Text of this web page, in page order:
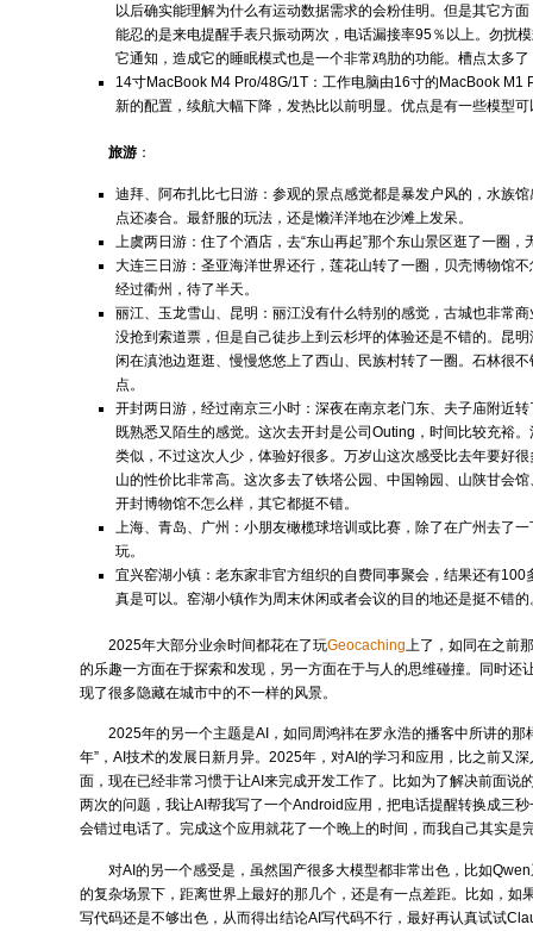
以后确实能理解为什么有运动数据需求的会粉佳明。但是其它方
能忍的是来电提醒手表只振动两次，电话漏接率95％以上。勿扰
它通知，造成它的睡眠模式也是一个非常鸡肋的功能。槽点太多
14寸MacBook M4 Pro/48G/1T：工作电脑由16寸的MacBook M1
新的配置，续航大幅下降，发热比以前明显。优点是有一些模型
旅游 ：
迪拜、阿布扎比七日游：参观的景点感觉都是暴发户风的，水族
点还凑合。最舒服的玩法，还是懒洋洋地在沙滩上发呆。
上虞两日游：住了个酒店，去“东山再起”那个东山景区逛了一圈，
大连三日游：圣亚海洋世界还行，莲花山转了一圈，贝壳博物馆
经过衢州，待了半天。
丽江、玉龙雪山、昆明：丽江没有什么特别的感觉，古城也非常
没抢到索道票，但是自己徒步上到云杉坪的体验还是不错的。昆
闲在滇池边逛逛、慢慢悠悠上了西山、民族村转了一圈。石林很
点。
开封两日游，经过南京三小时：深夜在南京老门东、夫子庙附近
既熟悉又陌生的感觉。这次去开封是公司Outing，时间比较充裕
类似，不过这次人少，体验好很多。万岁山这次感受比去年要好
山的性价比非常高。这次多去了铁塔公园、中国翰园、山陕甘会
开封博物馆不怎么样，其它都挺不错。
上海、青岛、广州：小朋友橄榄球培训或比赛，除了在广州去了
玩。
宜兴窑湖小镇：老东家非官方组织的自费同事聚会，结果还有100
真是可以。窑湖小镇作为周末休闲或者会议的目的地还是挺不错的
2025年大部分业余时间都花在了玩Geocaching上了，如同在之前
的乐趣一方面在于探索和发现，另一方面在于与人的思维碰撞。同时还
现了很多隐藏在城市中的不一样的风景。
2025年的另一个主题是AI，如同周鸿祎在罗永浩的播客中所讲的那
年”，AI技术的发展日新月异。2025年，对AI的学习和应用，比之前又
面，现在已经非常习惯于让AI来完成开发工作了。比如为了解决前面说
两次的问题，我让AI帮我写了一个Android应用，把电话提醒转换成三
会错过电话了。完成这个应用就花了一个晚上的时间，而我自己其实是
对AI的另一个感受是，虽然国产很多大模型都非常出色，比如
的复杂场景下，距离世界上最好的那几个，还是有一点差距。比如，如
写代码还是不够出色，从而得出结论AI写代码不行，最好再认真试试